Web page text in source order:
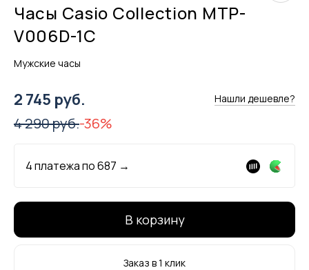
Часы Casio Collection MTP-
V006D-1C
Мужские часы
2 745 руб. Нашли дешевле?
4 290 руб.-36%
4 платежа по687 →
В корзину
Заказ в 1 клик